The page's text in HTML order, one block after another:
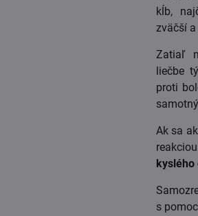
kĺb,
zväčší
Zatiaľ
liečbe
proti
Ak sa
kyslého
s